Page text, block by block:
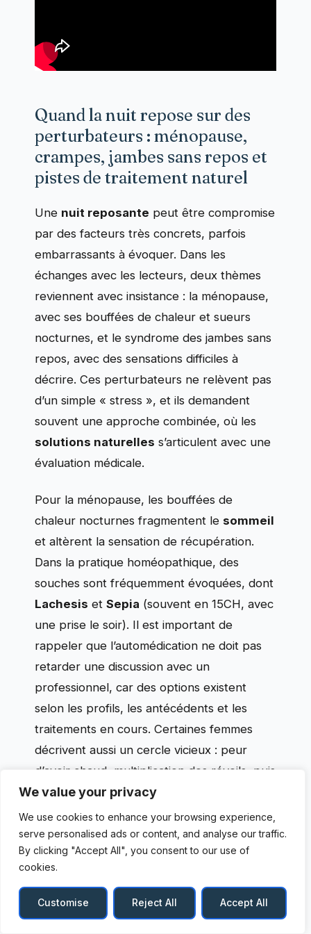
We value your privacy
We use cookies to enhance your browsing experience,
serve personalised ads or content, and analyse our traffic.
By clicking "Accept All", you consent to our use of
cookies.
Customise Reject All Accept All
Quand la nuit repose sur des
perturbateurs : ménopause,
crampes, jambes sans repos et
pistes de traitement naturel
Une nuit reposante peut être compromise
par des facteurs très concrets, parfois
embarrassants à évoquer. Dans les
échanges avec les lecteurs, deux thèmes
reviennent avec insistance : la ménopause,
avec ses bouffées de chaleur et sueurs
nocturnes, et le syndrome des jambes sans
repos, avec des sensations difficiles à
décrire. Ces perturbateurs ne relèvent pas
d’un simple « stress », et ils demandent
souvent une approche combinée, où les
solutions naturelles s’articulent avec une
évaluation médicale.
Pour la ménopause, les bouffées de
chaleur nocturnes fragmentent le sommeil
et altèrent la sensation de récupération.
Dans la pratique homéopathique, des
souches sont fréquemment évoquées, dont
Lachesis et Sepia (souvent en 15CH, avec
une prise le soir). Il est important de
rappeler que l’automédication ne doit pas
retarder une discussion avec un
professionnel, car des options existent
selon les profils, les antécédents et les
traitements en cours. Certaines femmes
décrivent aussi un cercle vicieux : peur
d’avoir chaud, multiplication des réveils, puis
fatigue et irritabilité, ce qui nourrit l’angoisse
du coucher.
Le syndrome des jambes sans repos, lui, se
traduit par un besoin irrépressible de
bouger, avec des fourmillements,
secousses, ou sensations électriques dans